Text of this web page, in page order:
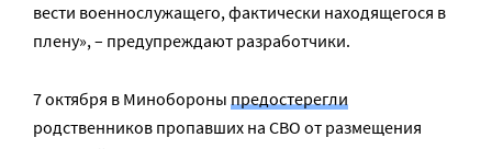
вести военнослужащего, фактически находящегося в
плену», – предупреждают разработчики.
7 октября в Минобороны предостерегли
родственников пропавших на СВО от размещения